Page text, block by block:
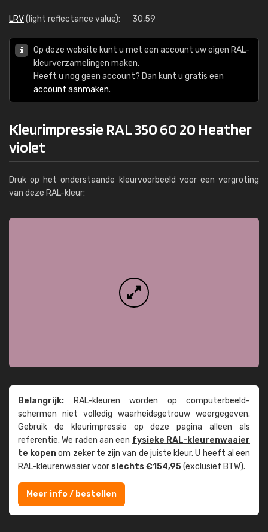
LRV(light reflectance value): 30,59
Op deze website kunt u met een account uw eigen RAL-
kleurverzamelingen maken.
Heeft u nog geen account? Dan kunt u gratis een
account aanmaken.
Kleurimpressie RAL 350 60 20 Heather
violet
Druk op het onderstaande kleurvoorbeeld voor een vergroting
van deze RAL-kleur:
Belangrijk: RAL-kleuren worden op computer­beeld­
schermen niet volledig waarheids­­getrouw weer­gegeven.
Gebruik de kleur­impressie op deze pagina alleen als
referentie. We raden aan een fysieke RAL-kleuren­waaier
te kopenom zeker te zijn van de juiste kleur. U heeft al een
RAL-kleuren­waaier voor slechts €154,95(exclusief BTW).
Meer info / bestellen